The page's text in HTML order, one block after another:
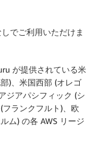
でご利用いただけま
が提供されている米
)、米国西部 (オレゴ
ジアパシフィック (シ
フランクフルト)、欧
ム) の各 AWS リージ